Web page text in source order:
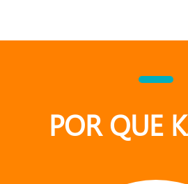
POR QUE